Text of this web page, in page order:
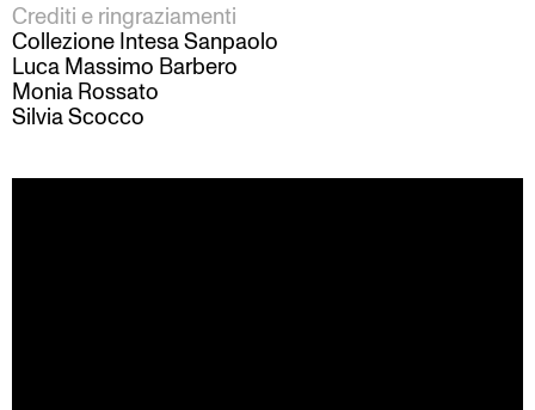
Crediti e ringraziamenti
Collezione Intesa Sanpaolo
Luca Massimo Barbero
Monia Rossato
Silvia Scocco